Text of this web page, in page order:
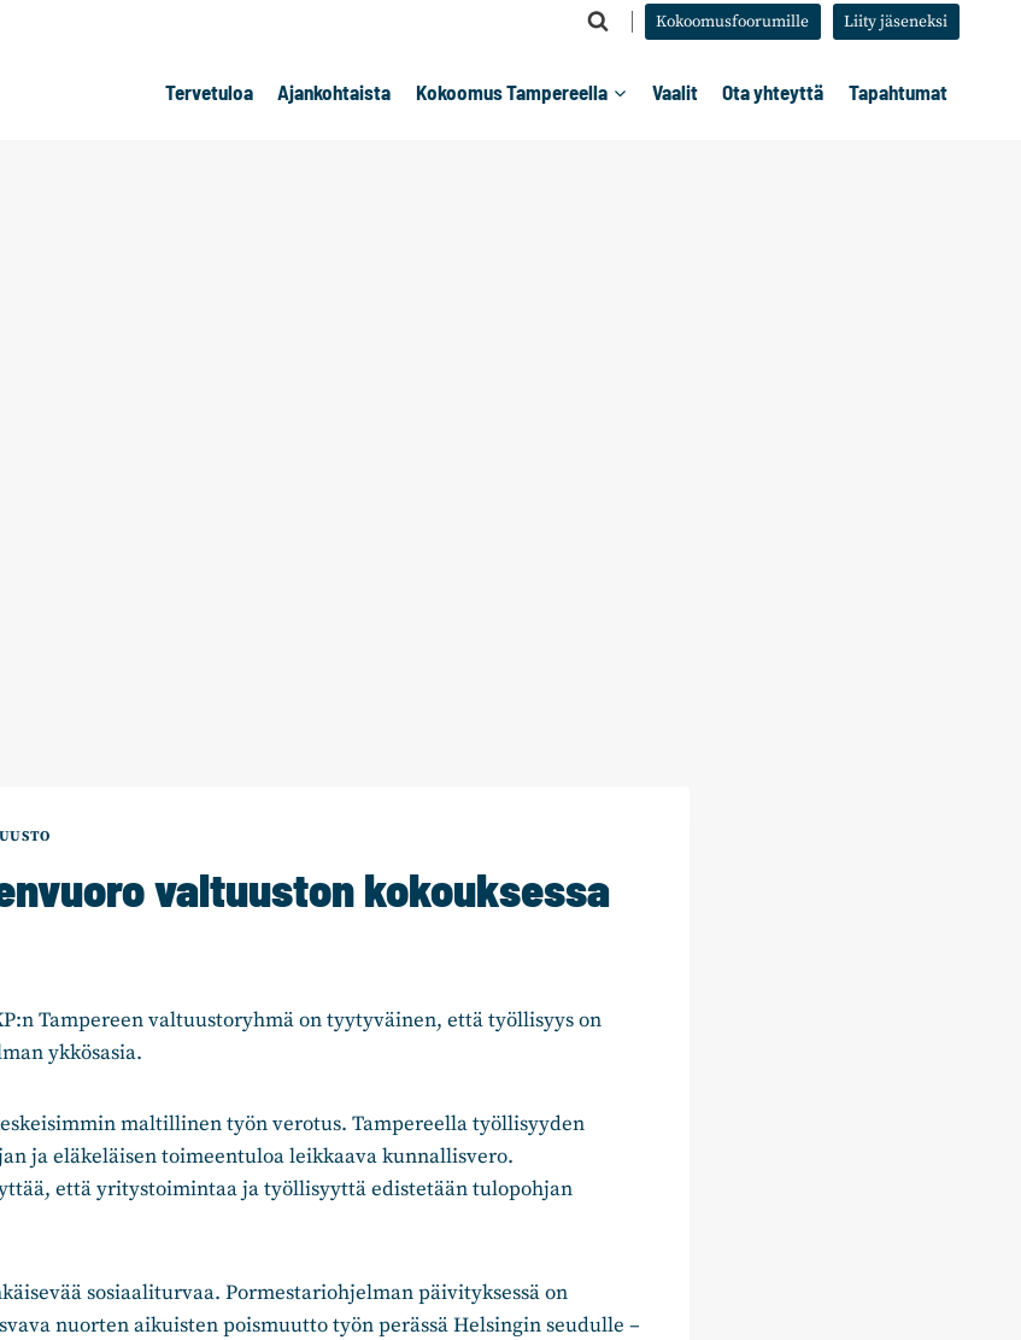
Kokoomusfoorumille Liity jäseneksi
Tervetuloa Ajankohtaista Kokoomus Tampereella Vaalit Ota yhteyttä Tapahtumat
valtuuston kokouksessa
Tampereen valtuustoryhmä on tyytyväinen, että työllisyys on
ykkösasia.
maltillinen työn verotus. Tampereella työllisyyden
ja eläkeläisen toimeentuloa leikkaava kunnallisvero.
että yritystoimintaa ja työllisyyttä edistetään tulopohjan
sosiaaliturvaa. Pormestariohjelman päivityksessä on
nuorten aikuisten poismuutto työn perässä Helsingin seudulle –